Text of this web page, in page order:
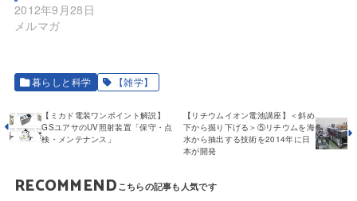
2012年9月28日
メルマガ
暮らしと科学 【雑学】
【リチウムイオン電池講座】＜斜め
下から掘り下げる＞⑤リチウムを海
水から抽出する技術を2014年に日
本が開発
【ミカド電装ワンポイント解説】
GSユアサのUV照射装置「保守・点
検・メンテナンス」
RECOMMEND